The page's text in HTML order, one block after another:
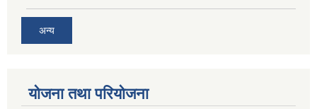
अन्य
योजना तथा परियोजना